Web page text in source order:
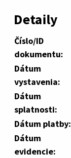
Detaily
Číslo/ID
dokumentu:
Dátum
vystavenia:
Dátum
splatnosti:
Dátum platby:
Dátum
evidencie: